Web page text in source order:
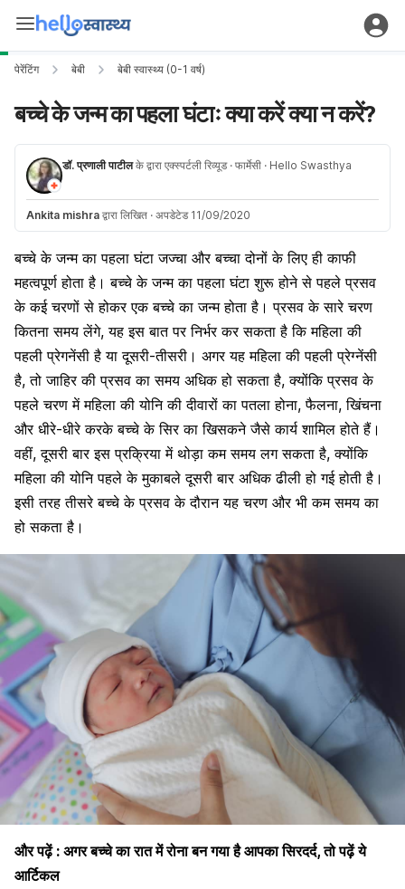
पेरेंटिंग बेबी बेबी स्वास्थ्य (0-1 वर्ष)
बच्चे के जन्म का पहला घंटाः क्या करें क्या न करें?
डॉ. प्रणाली पाटीलके द्वारा एक्स्पर्टली रिव्यूड · फार्मेसी · Hello Swasthya
Ankita mishra द्वारा लिखित · अपडेटेड 11/09/2020
बच्चे के जन्म का पहला घंटा जज्चा और बच्चा दोनों के लिए ही काफी
महत्वपूर्ण होता है। बच्चे के जन्म का पहला घंटा शुरू होने से पहलेप्रसव
के कई चरणों से होकर एकबच्चे का जन्महोता है। प्रसव के सारे चरण
कितना समय लेंगे, यह इस बात पर निर्भर कर सकता है कि महिला की
पहली प्रेगनेंसी है या दूसरी-तीसरी। अगर यह महिला की पहली प्रेग्नेंसी
है, तो जाहिर की प्रसव का समय अधिक हो सकता है, क्योंकि प्रसव के
पहले चरण मेंमहिला की योनिकी दीवारों का पतला होना, फैलना, खिंचना
और धीरे-धीरे करके बच्चे के सिर का खिसकने जैसे कार्य शामिल होते हैं।
वहीं, दूसरी बार इस प्रक्रिया में थोड़ा कम समय लग सकता है, क्योंकि
महिला की योनि पहले के मुकाबले दूसरी बार अधिक ढीली हो गई होती है।
इसी तरह तीसरे बच्चे के प्रसव के दौरान यह चरण और भी कम समय का
हो सकता है।
और पढ़ें : अगर बच्चे का रात में रोना बन गया है आपका सिरदर्द, तो पढ़ें ये
आर्टिकल